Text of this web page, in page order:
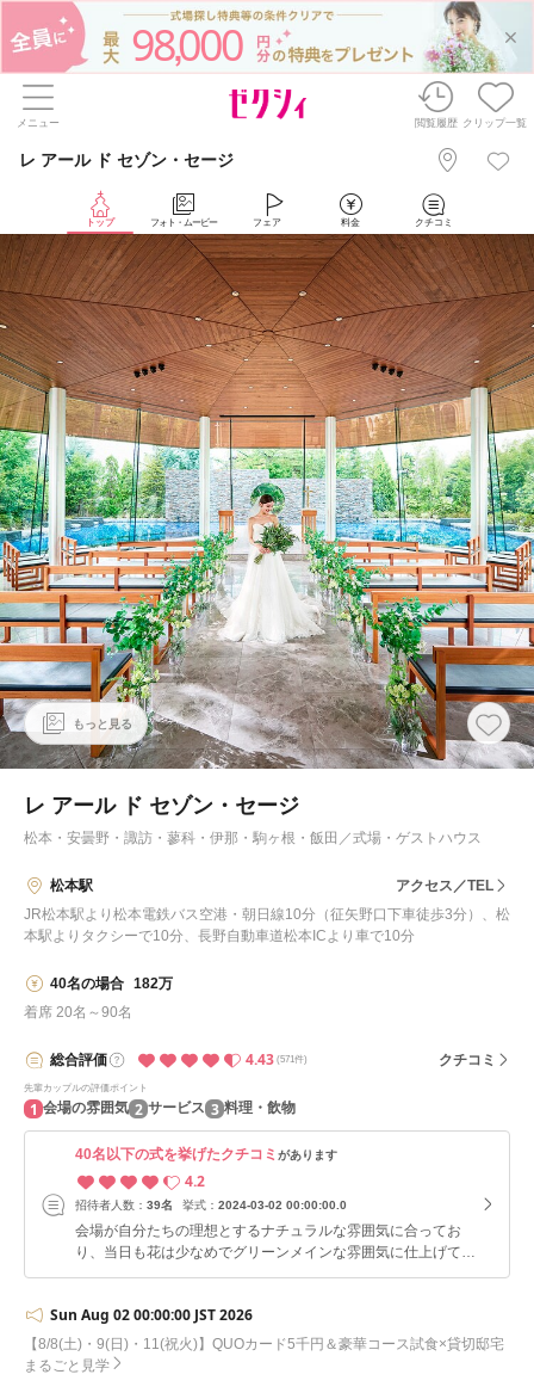
98,000
メニュー 閲覧履歴 クリップ一覧
レ アール ド セゾン・セージ
トップ フォト・ムービー フェア 料金 クチコミ
もっと見る
レ アール ド セゾン・セージ
松本・安曇野・諏訪・蓼科・伊那・駒ヶ根・飯田 ／式場・ゲストハウス
松本駅
アクセス／TEL
JR松本駅より松本電鉄バス空港・朝日線10分（征矢野口下車徒歩3分）、松
本駅よりタクシーで10分、長野自動車道松本ICより車で10分
40名の場合 182万
着席 20名～90名
総合評価 4.43 (571件) クチコミ
先輩カップルの評価ポイント
1 会場の雰囲気 2 サービス 3 料理・飲物
40名以下の式を挙げたクチコミ があります
4.2
招待者人数： 39名 挙式： 2024-03-02 00:00:00.0
会場が自分たちの理想とするナチュラルな雰囲気に合ってお
り、当日も花は少なめでグリーンメインな雰囲気に仕上げても
らえてとても良かったです。 他県から申し込みをし、打ち合
ミュニケーションをとるのが難しく、メールのやりとりも多く
て大変でした。プランナーさんは経験が浅いのかこちらから
色々と提案したことに応じるので精一杯という様子で、こちら
Sun Aug 02 00:00:00 JST 2026
【8/8(土)・9(日)・11(祝火)】QUOカード5千円＆豪華コース試食×貸切邸宅
まるごと見学